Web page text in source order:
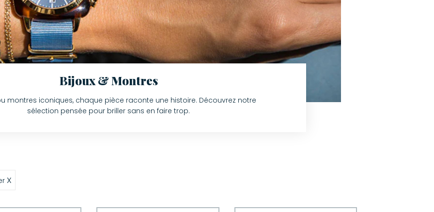
Bijoux & Montres
montres iconiques, chaque pièce raconte une histoire. Découvrez notre
sélection pensée pour briller sans en faire trop.
X